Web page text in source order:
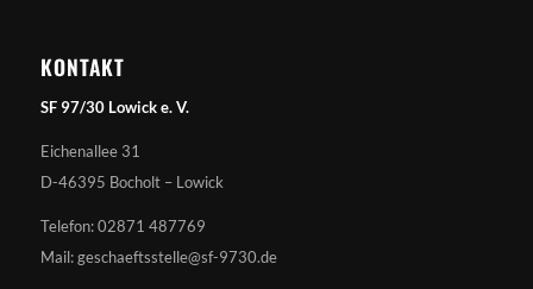
KONTAKT
SF 97/30 Lowick e. V.
Eichenallee 31
D-46395 Bocholt – Lowick
Telefon: 02871 487769
Mail: geschaeftsstelle@sf-9730.de